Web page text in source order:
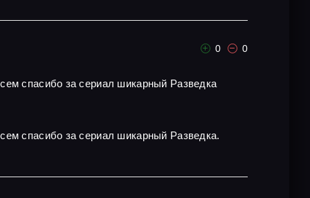
0 0
спасибо за сериал шикарный Разведка
спасибо за сериал шикарный Разведка.